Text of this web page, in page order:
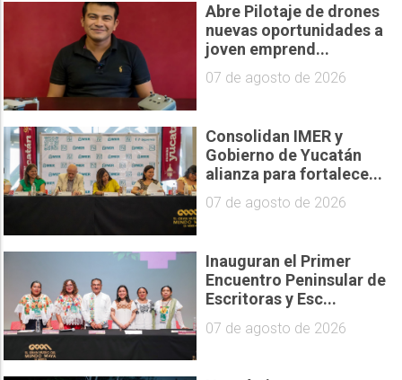
Abre Pilotaje de drones
nuevas oportunidades a
joven emprend...
07 de agosto de 2026
Consolidan IMER y
Gobierno de Yucatán
alianza para fortalece...
07 de agosto de 2026
Inauguran el Primer
Encuentro Peninsular de
Escritoras y Esc...
07 de agosto de 2026